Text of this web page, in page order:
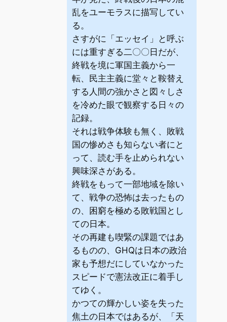
乱をユーモラスに描写してい
る。
さすがに「エッセイ」と呼ぶ
には重すぎる二〇〇日だが、
終戦を境に軍国主義から一
転、民主主義に堂々と鞍替え
する人間の強かさと図々しさ
を冷めた眼で観察する日々の
記録。
それは戦争体験も無く、敗戦
国の惨めさも知らない者にと
って、読む手を止められない
興味深さがある。
終戦をもって一部地域を除い
て、戦争の恐怖は去ったもの
の、困窮を極める敗戦国とし
ての日本。
その再建も喫緊の課題ではあ
るものの、GHQは日本の政治
家も予想だにしていなかった
スピードで憲法改正に着手し
てゆく。
かつての輝かしい姿を失った
焦土の日本ではあるが、「天